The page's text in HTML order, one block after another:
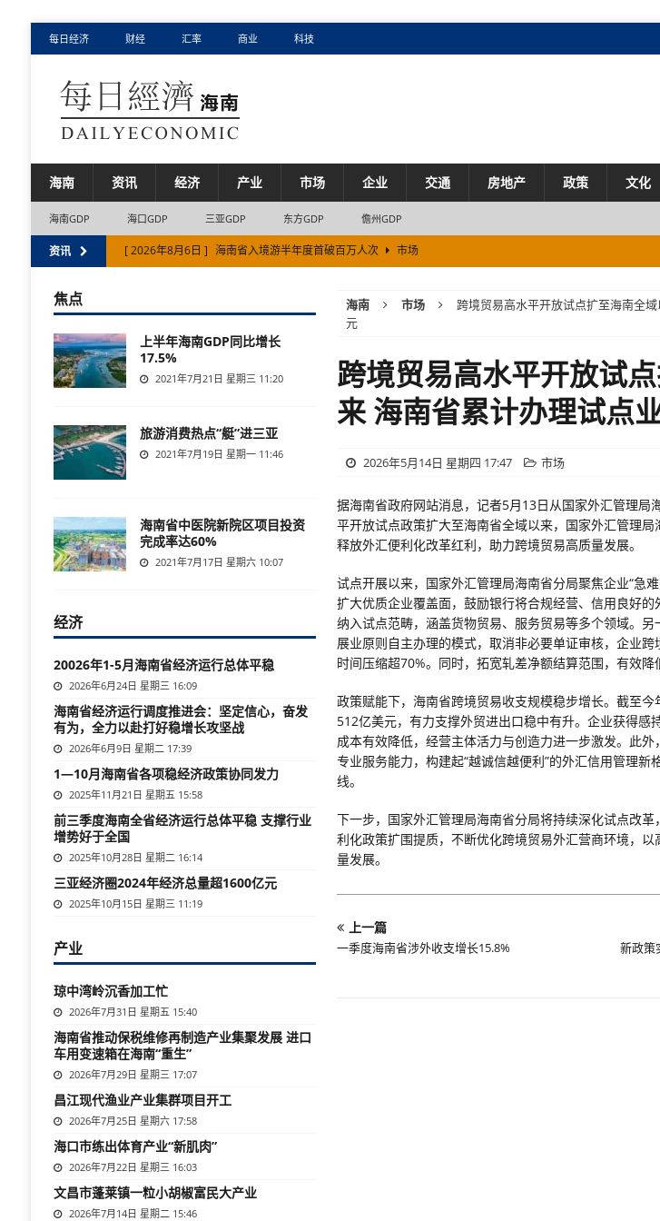
每日经济 财经 汇率 商业 科技
海南 资讯 经济 产业 市场 企业 交通 房地产 政策 文化
海南GDP 海口GDP 三亚GDP 东方GDP 儋州GDP
资讯 [ 2026年8月6日 ] 海南省入境游半年度首破百万人次
市场
[ 2026年8月7日 ] 2026年前7个月海南省离岛免税购物金额216亿元 市场
海南 市场
跨境贸易高水平开放试点扩至海南全
元
跨境贸易高水平开放试
来 海南省累计办理试点
2026年5月14日 星期四 17:47 市场
据海南省政府网站消息，记者5月13日从国家外汇管理局
平开放试点政策扩大至海南省全域以来，国家外汇管理
释放外汇便利化改革红利，助力跨境贸易高质量发展。
试点开展以来，国家外汇管理局海南省分局聚焦企业“急
扩大优质企业覆盖面，鼓励银行将合规经营、信用良好
纳入试点范畴，涵盖货物贸易、服务贸易等多个领域。
展业原则自主办理的模式，取消非必要单证审核，企业跨
时间压缩超70%。同时，拓宽轧差净额结算范围，有效降
政策赋能下，海南省跨境贸易收支规模稳步增长。截至
512亿美元，有力支撑外贸进出口稳中有升。企业获得感
成本有效降低，经营主体活力与创造力进一步激发。此
专业服务能力，构建起“越诚信越便利”的外汇信用管理
线。
下一步，国家外汇管理局海南省分局将持续深化试点改
利化政策扩围提质，不断优化跨境贸易外汇营商环境，
量发展。
上一篇
一季度海南省涉外收支增长15.8%
新政策
焦点
上半年海南GDP同比增长
17.5%
2021年7月21日 星期三 11:20
旅游消费热点“艇”进三亚
2021年7月19日 星期一 11:46
海南省中医院新院区项目投资
完成率达60%
2021年7月17日 星期六 10:07
经济
20026年1-5月海南省经济运行总体平稳
2026年6月24日 星期三 16:09
海南省经济运行调度推进会：坚定信心，奋发
有为，全力以赴打好稳增长攻坚战
2026年6月9日 星期二 17:39
1—10月海南省各项稳经济政策协同发力
2025年11月21日 星期五 15:58
前三季度海南全省经济运行总体平稳 支撑行业
增势好于全国
2025年10月28日 星期二 16:14
三亚经济圈2024年经济总量超1600亿元
2025年10月15日 星期三 11:19
产业
琼中湾岭沉香加工忙
2026年7月31日 星期五 15:40
海南省推动保税维修再制造产业集聚发展 进口
车用变速箱在海南“重生”
2026年7月29日 星期三 17:07
昌江现代渔业产业集群项目开工
2026年7月25日 星期六 17:58
海口市练出体育产业“新肌肉”
2026年7月22日 星期三 16:03
文昌市蓬莱镇一粒小胡椒富民大产业
2026年7月14日 星期二 15:46